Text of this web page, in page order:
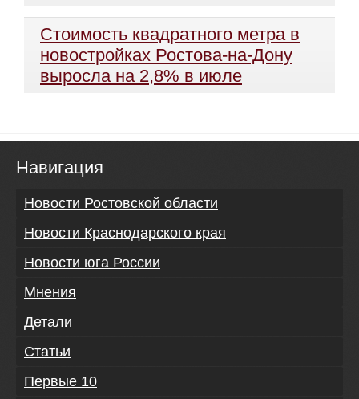
Стоимость квадратного метра в
новостройках Ростова-на-Дону
выросла на 2,8% в июле
Навигация
Новости Ростовской области
Новости Краснодарского края
Новости юга России
Мнения
Детали
Статьи
Первые 10